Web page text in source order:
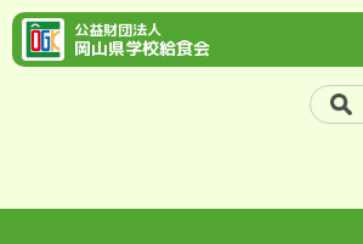
公益財団法人
岡山県学校給食会